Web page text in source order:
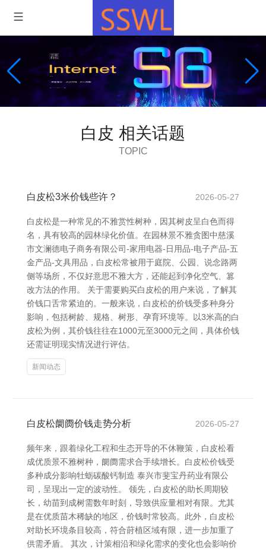
白皮 相关话题
TOPIC
白皮松3米价钱些许？ 2026-05-27
白皮松是一种常见的不雅赏性树种，因其树皮呈白色而得
名，具有较高的园林绿化价值。在园林景不雅贪图中慈溪
市文澜德电子商务有限公司-家用电器-日用品-电子产品-五
金产品-文具用品，白皮松常被用于庭院、公园、说念路两
侧等场所，不仅好意思不雅大方，还能起到净化空气、篡
改方法的作用。 关于需要购买白皮松的用户来说，了解其
价钱口舌常紧迫的。一般来说，白皮松的价钱受多种身分
影响，包括树龄、规格、树形、孕育环境等。以3米高的白
皮松为例，其价钱往往在1000元至3000元之间，具体价钱
还需证明现实情况进行评估。
新闻动态
白皮松阛阓价钱走势分析 2026-05-27
频年来，跟着绿化工程和生态开导的不休鞭策，白皮松看
成优质景不雅树种，阛阓需求合手续增长。白皮松价钱受
多种成分影响牡蛎碳酸钙制造 泰兴市斐宝丹药业有限公
司，呈现出一定的波动性。 领先，白皮松的助长周期较
长，幼苗到成树需数年时刻，导致供应量相对有限。尤其
是在优质苗木稀缺的地区，价钱时常较高。此外，白皮松
对助长环境条目较高，符合莳植区域有限，进一步加重了
供需矛盾。 其次，计策相沿和绿化需求的变化也会影响价